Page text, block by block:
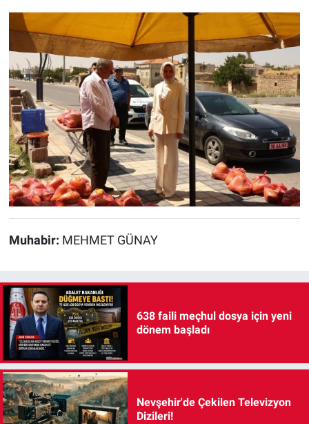
Muhabir: MEHMET GÜNAY
638 faili meçhul dosya için yeni
dönem başladı
Nevşehir'de Çekilen Televizyon
Dizileri!